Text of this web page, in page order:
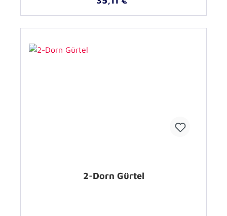
2-Dorn Gürtel